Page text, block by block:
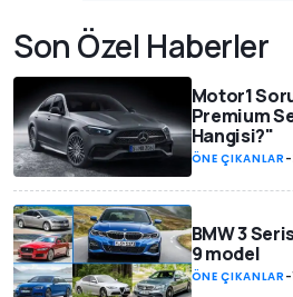
Son Özel Haberler
Motor1
Premium
Hangisi?"
ÖNE ÇIKANLAR -
BMW 3
9 model
ÖNE ÇIKANLAR -